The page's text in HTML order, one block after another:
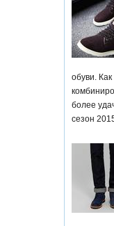
обуви.
более
сезон